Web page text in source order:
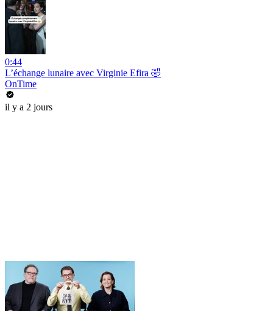
0:44
L’échange lunaire avec Virginie Efira 🤣
OnTime
il y a 2 jours